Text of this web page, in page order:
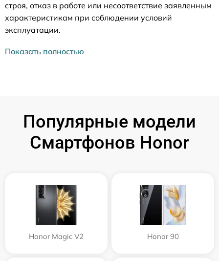
строя, отказ в работе или несоответствие заявленным
характеристикам при соблюдении условий
эксплуатации.
Показать полностью
Популярные модели
Смартфонов Honor
Honor Magic V2 Honor 90